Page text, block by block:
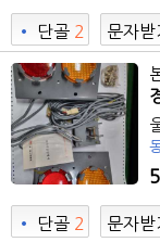
• 단골 2
9
문자받
5
• 단골 2
문자받